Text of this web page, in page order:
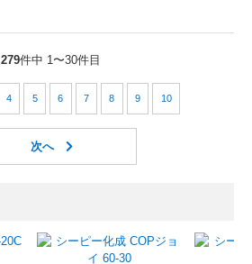
279件中 1〜30件目
4 5 6 7 8 9 10